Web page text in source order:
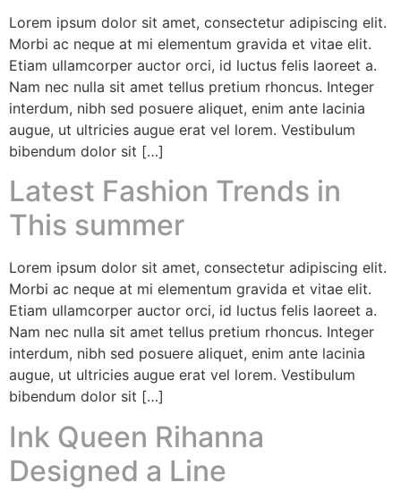
Lorem ipsum dolor sit amet, consectetur adipiscing elit.
Morbi ac neque at mi elementum gravida et vitae elit.
Etiam ullamcorper auctor orci, id luctus felis laoreet a.
Nam nec nulla sit amet tellus pretium rhoncus. Integer
interdum, nibh sed posuere aliquet, enim ante lacinia
augue, ut ultricies augue erat vel lorem. Vestibulum
bibendum dolor sit […]
Latest Fashion Trends in
This summer
Lorem ipsum dolor sit amet, consectetur adipiscing elit.
Morbi ac neque at mi elementum gravida et vitae elit.
Etiam ullamcorper auctor orci, id luctus felis laoreet a.
Nam nec nulla sit amet tellus pretium rhoncus. Integer
interdum, nibh sed posuere aliquet, enim ante lacinia
augue, ut ultricies augue erat vel lorem. Vestibulum
bibendum dolor sit […]
Ink Queen Rihanna
Designed a Line